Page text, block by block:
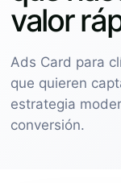
valor
Ads Card para
que quieren
estrategia
conversión.